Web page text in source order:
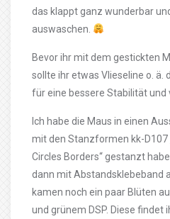
das klappt ganz wunderbar
auswaschen.
Bevor ihr mit dem gestickten
sollte ihr etwas Vlieseline o. ä.
für eine bessere Stabilität und
Ich habe die Maus in einen
mit den Stanzformen kk-D107
Circles Borders“ gestanzt
dann mit Abstandsklebeband
kamen noch ein paar Blüten
und grünem DSP. Diese findet